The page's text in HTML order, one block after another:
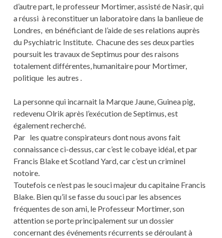
d’autre part, le professeur Mortimer, assisté de Nasir, qui
a réussi à reconstituer un laboratoire dans la banlieue de
Londres, en bénéficiant de l’aide de ses relations auprès
du Psychiatric Institute. Chacune des ses deux parties
poursuit les travaux de Septimus pour des raisons
totalement différentes, humanitaire pour Mortimer,
politique les autres .
La personne qui incarnait la Marque Jaune, Guinea pig,
redevenu Olrik après l’exécution de Septimus, est
également recherché.
Par les quatre conspirateurs dont nous avons fait
connaissance ci-dessus, car c’est le cobaye idéal, et par
Francis Blake et Scotland Yard, car c’est un criminel
notoire.
Toutefois ce n’est pas le souci majeur du capitaine Francis
Blake. Bien qu’il se fasse du souci par les absences
fréquentes de son ami, le Professeur Mortimer, son
attention se porte principalement sur un dossier
concernant des événements récurrents se déroulant à